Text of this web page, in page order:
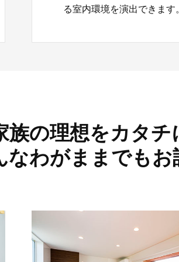
る室内環境を演出できます。
族の理想をカタチ
なわがままでもお